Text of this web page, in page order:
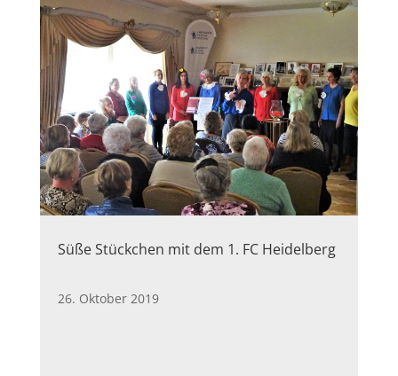
Süße Stückchen mit dem 1. FC Heidelberg
26. Oktober 2019